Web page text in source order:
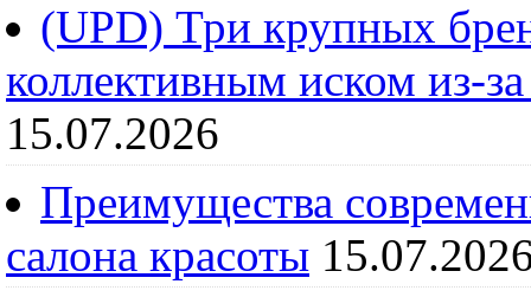
(UPD) Три крупных
коллективным иском из-
15.07.2026
Преимущества
салона красоты